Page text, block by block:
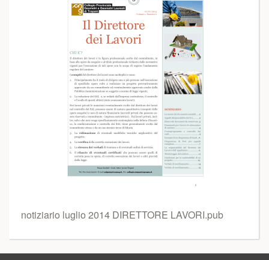
notiziario luglio 2014 DIRETTORE LAVORI.pub